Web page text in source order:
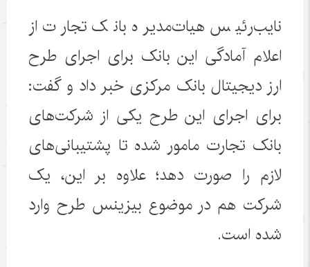
نایب‌رئیس هیات‌مدیره بانک تجارت از
اعلام آمادگی این بانک برای اجرای طرح
ارز دیجیتال بانک مرکزی خبر داد و گفت:
برای اجرای این طرح یکی از شرکت‌های
بانک تجارت مامور شده تا پشتیبانی‌های
لازم را صورت دهد؛ علاوه بر این، یک
شرکت هم در موضوع بیزینس طرح وارد
شده است.